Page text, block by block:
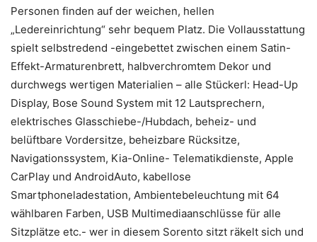
Personen finden auf der weichen, hellen
„Ledereinrichtung“ sehr bequem Platz. Die Vollausstattung
spielt selbstredend -eingebettet zwischen einem Satin-
Effekt-Armaturenbrett, halbverchromtem Dekor und
durchwegs wertigen Materialien – alle Stückerl: Head-Up
Display, Bose Sound System mit 12 Lautsprechern,
elektrisches Glasschiebe-/Hubdach, beheiz- und
belüftbare Vordersitze, beheizbare Rücksitze,
Navigationssystem, Kia-Online- Telematikdienste, Apple
CarPlay und AndroidAuto, kabellose
Smartphoneladestation, Ambientebeleuchtung mit 64
wählbaren Farben, USB Multimediaanschlüsse für alle
Sitzplätze etc.- wer in diesem Sorento sitzt räkelt sich und